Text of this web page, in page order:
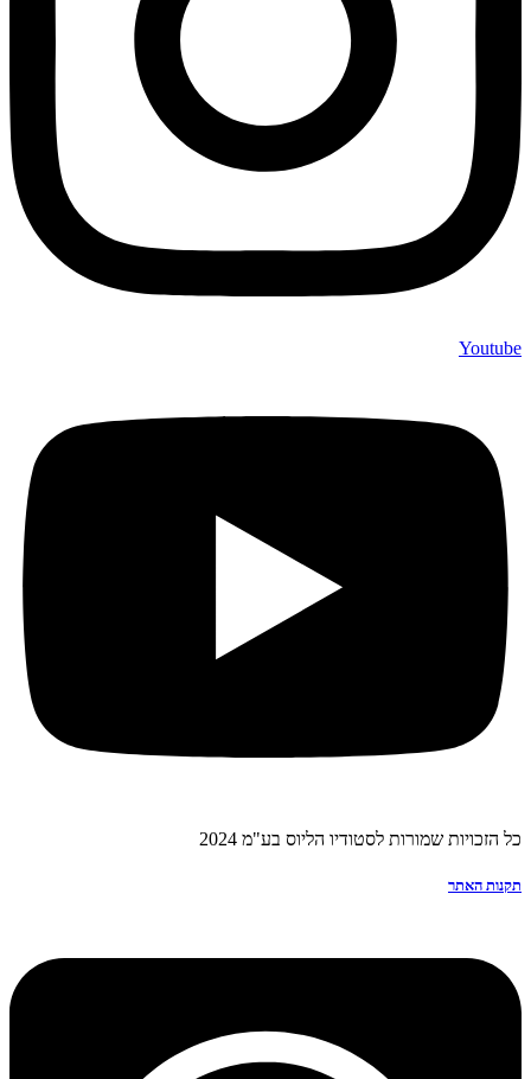
Youtube
כל הזכויות שמורות לסטודיו הליוס בע"מ 2024
תקנות האתר